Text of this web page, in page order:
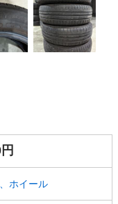
ホイール